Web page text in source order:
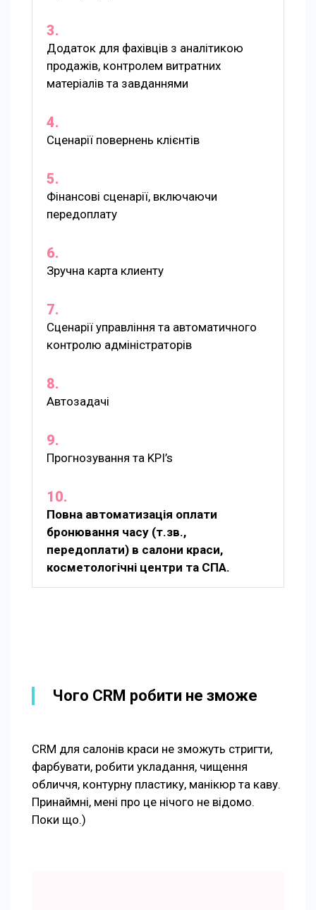
Додаток для фахівців з аналітикою
продажів, контролем витратних
матеріалів та завданнями
Сценарії повернень клієнтів
Фінансові сценарії, включаючи
передоплату
Зручна карта клиенту
Сценарії управління та автоматичного
контролю адміністраторів
Автозадачі
Прогнозування та KPI’s
Повна автоматизація оплати
бронювання часу (т.зв.,
передоплати) в салони краси,
косметологічні центри та СПА.
Чого CRM робити не зможе
CRM для салонів краси не зможуть стригти,
фарбувати, робити укладання, чищення
обличчя, контурну пластику, манікюр та каву.
Принаймні, мені про це нічого не відомо.
Поки що.)